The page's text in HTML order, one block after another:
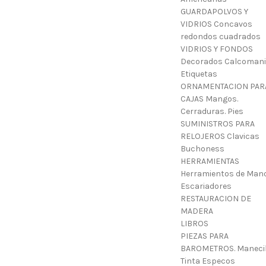
GUARDAPOLVOS Y
VIDRIOS Concavos
redondos cuadrados
VIDRIOS Y FONDOS
Decorados
Etiquetas
ORNAMENTACION
CAJAS Mangos.
Cerraduras. Pies
SUMINISTROS PARA
RELOJEROS Clavicas
Buchoness
HERRAMIENTAS
Herramientos de
Escariadores
RESTAURACION DE
MADERA
LIBROS
PIEZAS PARA
BAROMETROS.
Tinta Especos